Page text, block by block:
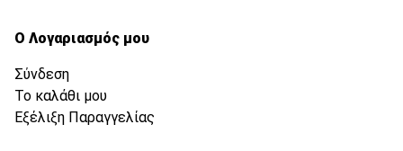
Ο Λογαριασμός μου
Σύνδεση
Το καλάθι μου
Εξέλιξη Παραγγελίας